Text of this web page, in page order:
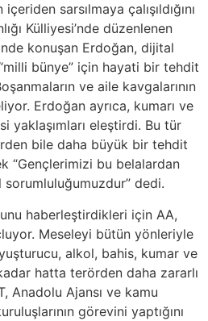
sarsılmaya çalışıldığını
Külliyesi’nde düzenlenen
konuşan Erdoğan, dijital
bünye” için hayati bir tehdit
ve aile kavgalarının
Erdoğan ayrıca, kumarı ve
yaklaşımları eleştirdi. Bu tür
bile daha büyük bir tehdit
“Gençlerimizi bu belalardan
dedi.
haberleştirdikleri için AA,
Meseleyi bütün yönleriyle
alkol, bahis, kumar ve
hatta terörden daha zararlı
Anadolu Ajansı ve kamu
görevini yaptığını